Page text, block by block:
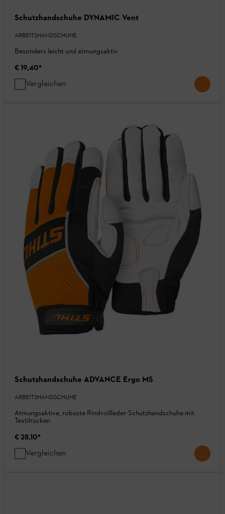
Schutzhandschuhe DYNAMIC Vent
ARBEITSHANDSCHUHE
Besonders leicht und atmungsaktiv
€ 19,40*
Vergleichen
Schutzhandschuhe ADVANCE Ergo MS
ARBEITSHANDSCHUHE
Atmungsaktive, robuste Rindvollleder-Schutzhandschuhe mit
Textilrücken
€ 28,10*
Vergleichen